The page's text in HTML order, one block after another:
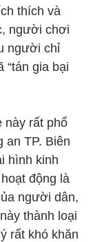
thích và
người chơi
người chỉ
“tán gia bại
này rất phổ
an TP. Biên
hình kinh
động là
người dân,
thành loại
rất khó khăn